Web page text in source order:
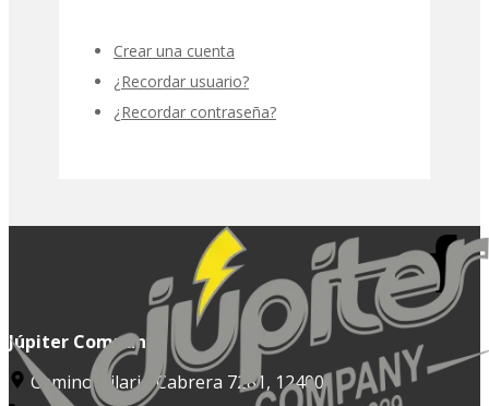
Crear una cuenta
¿Recordar usuario?
¿Recordar contraseña?
Júpiter Company
Camino Hilario Cabrera 7281, 12400